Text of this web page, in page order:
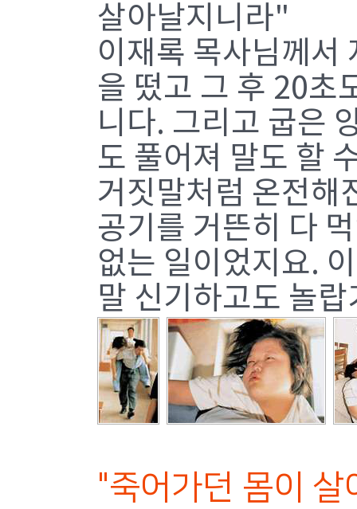
살아날지니라"
이재록 목사님께서
을 떴고 그 후 20초
니다. 그리고 굽은
도 풀어져 말도 할
거짓말처럼 온전해
공기를 거뜬히 다
없는 일이었지요.
말 신기하고도 놀
"죽어가던 몸이